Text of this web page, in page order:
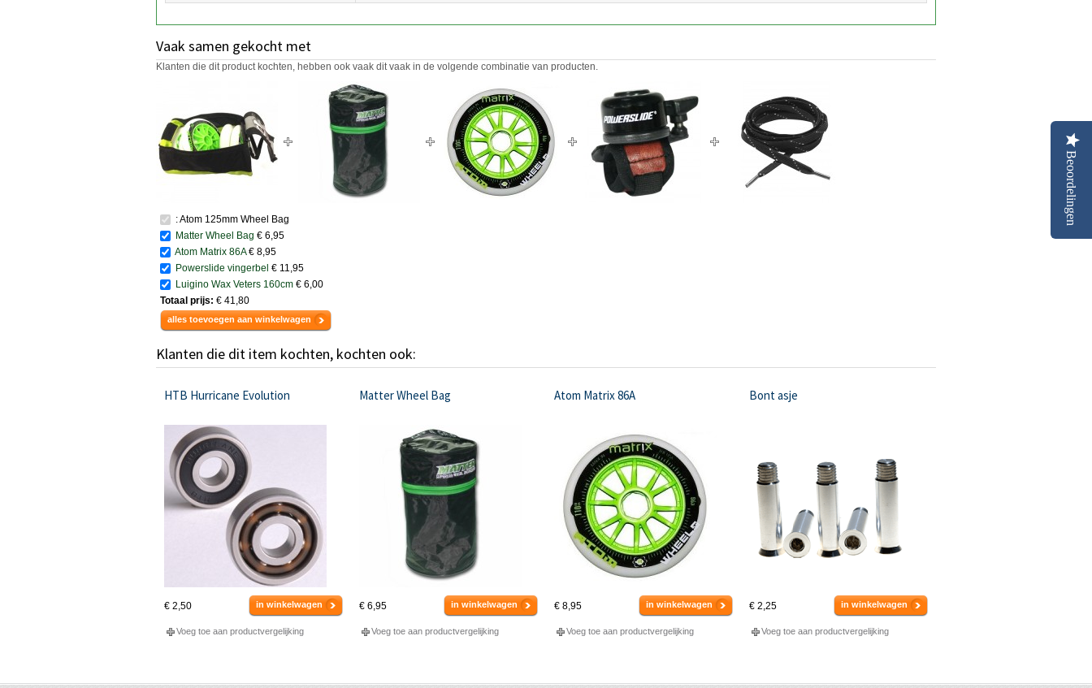
Vaak samen gekocht met
Klanten die dit product kochten, hebben ook vaak dit vaak in de volgende combinatie van producten.
: Atom 125mm Wheel Bag
Matter Wheel Bag € 6,95
Atom Matrix 86A € 8,95
Powerslide vingerbel € 11,95
Luigino Wax Veters 160cm € 6,00
Totaal prijs: € 41,80
alles toevoegen aan winkelwagen
Klanten die dit item kochten, kochten ook:
HTB Hurricane Evolution
€ 2,50 in winkelwagen
Voeg toe aan productvergelijking
Matter Wheel Bag
€ 6,95 in winkelwagen
Voeg toe aan productvergelijking
Atom Matrix 86A
€ 8,95 in winkelwagen
Voeg toe aan productvergelijking
Bont asje
€ 2,25 in winkelwagen
Voeg toe aan productvergelijking
Beoordelingen